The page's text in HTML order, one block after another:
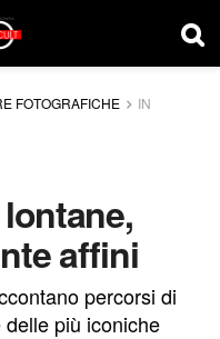
FOTOGRAFICHE
IN
affini
percorsi di
più iconiche